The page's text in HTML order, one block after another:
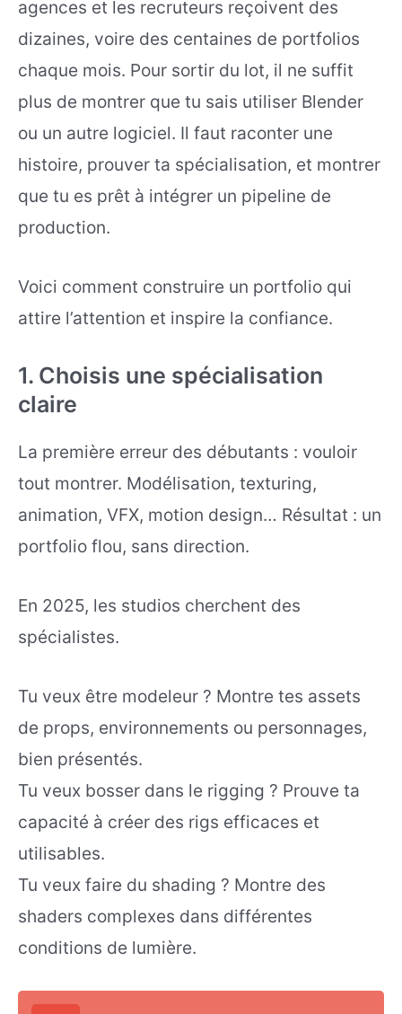
agences et les recruteurs reçoivent des
dizaines, voire des centaines de portfolios
chaque mois. Pour sortir du lot, il ne suffit
plus de montrer que tu sais utiliser Blender
ou un autre logiciel. Il faut raconter une
histoire, prouver ta spécialisation, et montrer
que tu es prêt à intégrer un pipeline de
production.
Voici comment construire un portfolio qui
attire l’attention et inspire la confiance.
1. Choisis une spécialisation
claire
La première erreur des débutants : vouloir
tout montrer. Modélisation, texturing,
animation, VFX, motion design… Résultat : un
portfolio flou, sans direction.
En 2025, les studios cherchent des
spécialistes.
Tu veux être modeleur ? Montre tes assets
de props, environnements ou personnages,
bien présentés.
Tu veux bosser dans le rigging ? Prouve ta
capacité à créer des rigs efficaces et
utilisables.
Tu veux faire du shading ? Montre des
shaders complexes dans différentes
conditions de lumière.